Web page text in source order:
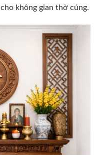
cho không gian thờ cúng.